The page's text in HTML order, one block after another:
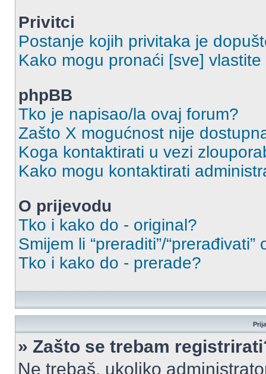
Privitci
Postanje kojih privitaka je
Kako mogu pronaći [sve] vlastite
phpBB
Tko je napisao/la ovaj forum?
Zašto X mogućnost nije
Koga kontaktirati u vezi
Kako mogu kontaktirati
O prijevodu
Tko i kako do - original?
Smijem li “preraditi”/
Tko i kako do - prerade?
» Zašto se trebam
Ne trebaš, ukoliko